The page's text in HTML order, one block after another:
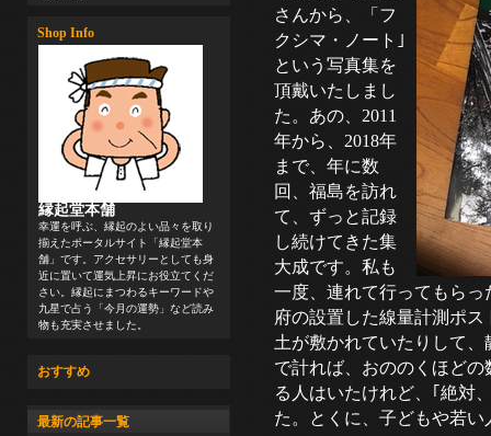
さんから、「フ
クシマ・ノート｣
という写真集を
頂戴いたしまし
た。あの、2011
年から、2018年
まで、年に数
回、福島を訪れ
て、ずっと記録
し続けてきた集
大成です。私も
一度、連れて行ってもら
府の設置した線量計測ポ
土が敷かれていたりして
で計れば、おののくほど
る人はいたけれど、｢絶対
た。とくに、子どもや若い
Shop Info
縁起堂本舗
幸運を呼ぶ、縁起のよい品々を取り
揃えたポータルサイト「縁起堂本
舗」です。アクセサリーとしても身
近に置いて運気上昇にお役立てくだ
さい。縁起にまつわるキーワードや
九星で占う「今月の運勢」など読み
物も充実させました。
おすすめ
最新の記事一覧